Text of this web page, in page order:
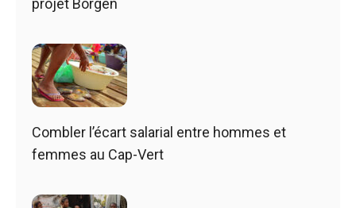
projet Borgen
Combler l’écart salarial entre hommes et
femmes au Cap-Vert